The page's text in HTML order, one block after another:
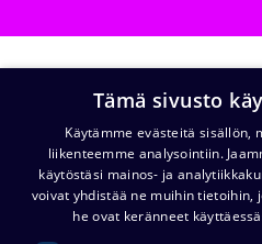
SDI-kaapelit
SD-kaapelit ovat
käytetään
videosignaalien
esimerkiksi
Tämä sivusto
Käytämme evästeitä sisällön,
liikenteemme analysointiin.
käytöstäsi mainos- ja
voivat yhdistää ne muihin
he ovat keränneet